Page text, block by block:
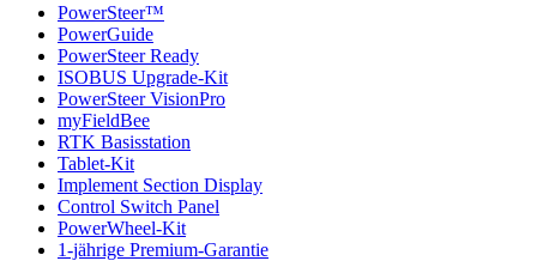
PowerSteer™
PowerGuide
PowerSteer Ready
ISOBUS Upgrade-Kit
PowerSteer VisionPro
myFieldBee
RTK Basisstation
Tablet-Kit
Implement Section Display
Control Switch Panel
PowerWheel-Kit
1-jährige Premium-Garantie